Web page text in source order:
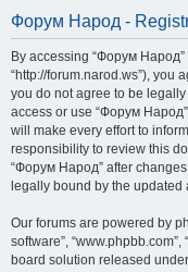
Форум Народ -
By accessing “Форум Народ”
“http://forum.narod.ws”), you
you do not agree to be
access or use “Форум
will make every effort to
responsibility to review this
“Форум Народ” after
legally bound by the
Our forums are powered by
software”,
board solution released